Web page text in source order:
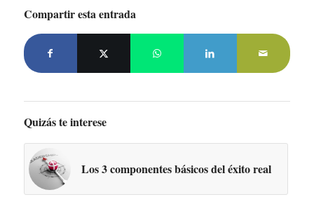
Compartir esta entrada
Quizás te interese
Los 3 componentes básicos del éxito real